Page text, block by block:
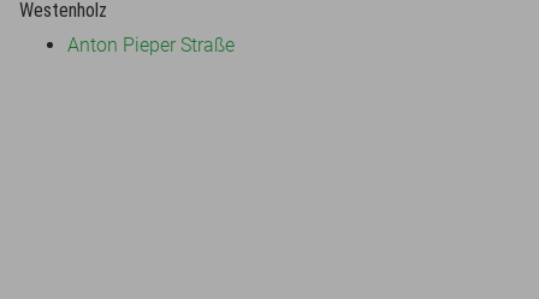
Westenholz
Anton Pieper Straße